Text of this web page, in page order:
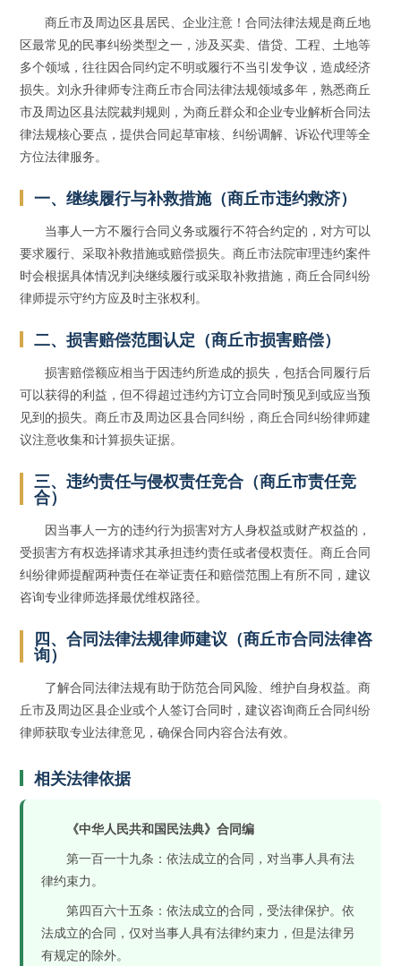
商丘市及周边区县居民、企业注意！合同法律法规是商丘地
区最常见的民事纠纷类型之一，涉及买卖、借贷、工程、土地等
多个领域，往往因合同约定不明或履行不当引发争议，造成经济
损失。刘永升律师专注商丘市合同法律法规领域多年，熟悉商丘
市及周边区县法院裁判规则，为商丘群众和企业专业解析合同法
律法规核心要点，提供合同起草审核、纠纷调解、诉讼代理等全
方位法律服务。
一、继续履行与补救措施（商丘市违约救济）
当事人一方不履行合同义务或履行不符合约定的，对方可以
要求履行、采取补救措施或赔偿损失。商丘市法院审理违约案件
时会根据具体情况判决继续履行或采取补救措施，商丘合同纠纷
律师提示守约方应及时主张权利。
二、损害赔偿范围认定（商丘市损害赔偿）
损害赔偿额应相当于因违约所造成的损失，包括合同履行后
可以获得的利益，但不得超过违约方订立合同时预见到或应当预
见到的损失。商丘市及周边区县合同纠纷，商丘合同纠纷律师建
议注意收集和计算损失证据。
三、违约责任与侵权责任竞合（商丘市责任竞
合）
因当事人一方的违约行为损害对方人身权益或财产权益的，
受损害方有权选择请求其承担违约责任或者侵权责任。商丘合同
纠纷律师提醒两种责任在举证责任和赔偿范围上有所不同，建议
咨询专业律师选择最优维权路径。
四、合同法律法规律师建议（商丘市合同法律咨
询）
了解合同法律法规有助于防范合同风险、维护自身权益。商
丘市及周边区县企业或个人签订合同时，建议咨询商丘合同纠纷
律师获取专业法律意见，确保合同内容合法有效。
相关法律依据
《中华人民共和国民法典》合同编
第一百一十九条：依法成立的合同，对当事人具有法
律约束力。
第四百六十五条：依法成立的合同，受法律保护。依
法成立的合同，仅对当事人具有法律约束力，但是法律另
有规定的除外。